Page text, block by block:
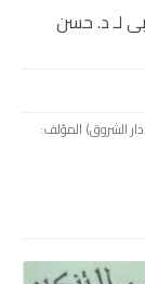
لـ د. حسن
الشروق) المؤلف: